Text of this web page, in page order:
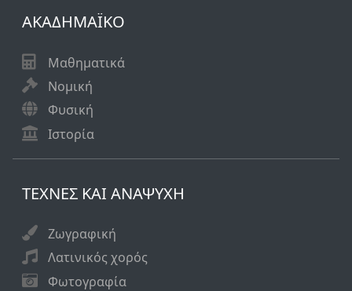
ΑΚΑΔΗΜΑΪΚO
Μαθηματικά
Νομική
Φυσική
Ιστορία
ΤΕΧΝΕΣ ΚΑΙ ΑΝΑΨΥΧΗ
Ζωγραφική
Λατινικός χορός
Φωτογραφία